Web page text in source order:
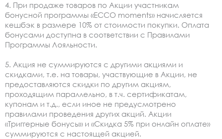
4. При продаже товаров по Акции участникам
бонусной программы «ЕССО moments» начисляется
кешбэк в размере 10% от стоимости покупки. Оплата
бонусами доступна в соответствии с Правилами
Программы Лояльности.
5. Акция не суммируются с другими акциями и
скидками, т.е. на товары, участвующие в Акции, не
предоставляются скидки по другим акциям,
проходящим параллельно, в т.ч. сертификатам,
купонам и т.д., если иное не предусмотрено
правилами проведения других акций. Акции
«Триггерные бонусы» и «Скидка 5% при онлайн оплате»
суммируются с настоящей акцией.